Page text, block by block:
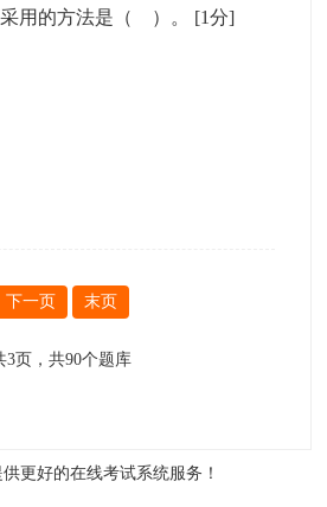
用的方法是（ ）。 [1分]
下一页 末页
3页，共90个题库
更好的在线考试系统服务！